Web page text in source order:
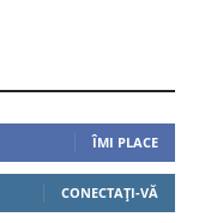
ÎMI PLACE
CONECTAȚI-VĂ